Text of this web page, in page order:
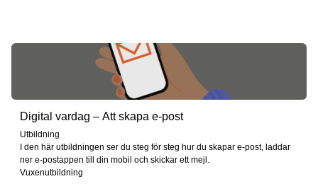
Digital vardag – Att skapa e-post
Utbildning
I den här utbildningen ser du steg för steg hur du skapar e-post, laddar
ner e-postappen till din mobil och skickar ett mejl.
Vuxenutbildning